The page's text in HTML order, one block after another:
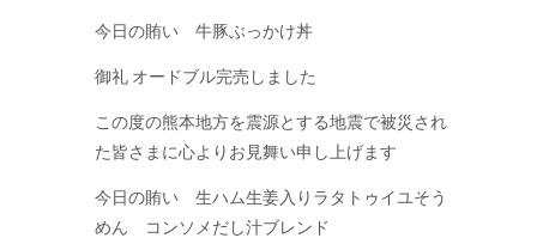
今日の賄い 牛豚ぶっかけ丼
御礼 オードブル完売しました
この度の熊本地方を震源とする地震で被災され
た皆さまに心よりお見舞い申し上げます
今日の賄い 生ハム生姜入りラタトゥイユそう
めん コンソメだし汁ブレンド